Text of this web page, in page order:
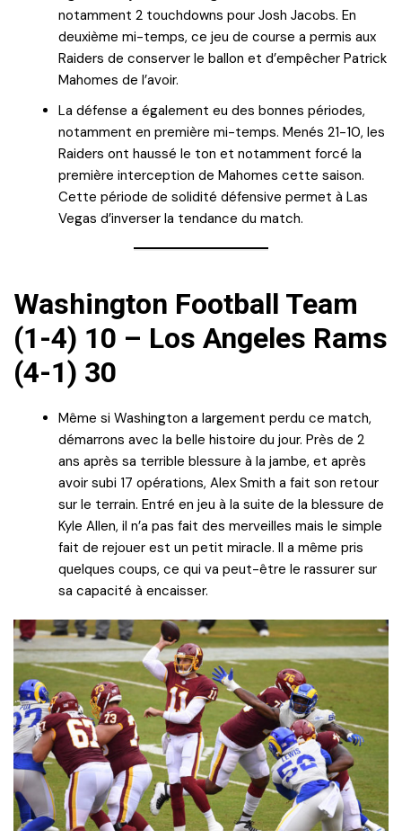
notamment 2 touchdowns pour Josh Jacobs. En
deuxième mi-temps, ce jeu de course a permis aux
Raiders de conserver le ballon et d’empêcher Patrick
Mahomes de l’avoir.
La défense a également eu des bonnes périodes,
notamment en première mi-temps. Menés 21-10, les
Raiders ont haussé le ton et notamment forcé la
première interception de Mahomes cette saison.
Cette période de solidité défensive permet à Las
Vegas d’inverser la tendance du match.
Washington Football Team
(1-4) 10 – Los Angeles Rams
(4-1) 30
Même si Washington a largement perdu ce match,
démarrons avec la belle histoire du jour. Près de 2
ans après sa terrible blessure à la jambe, et après
avoir subi 17 opérations, Alex Smith a fait son retour
sur le terrain. Entré en jeu à la suite de la blessure de
Kyle Allen, il n’a pas fait des merveilles mais le simple
fait de rejouer est un petit miracle. Il a même pris
quelques coups, ce qui va peut-être le rassurer sur
sa capacité à encaisser.